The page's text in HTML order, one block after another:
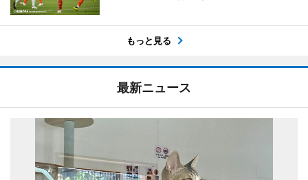
もっと見る
最新ニュース